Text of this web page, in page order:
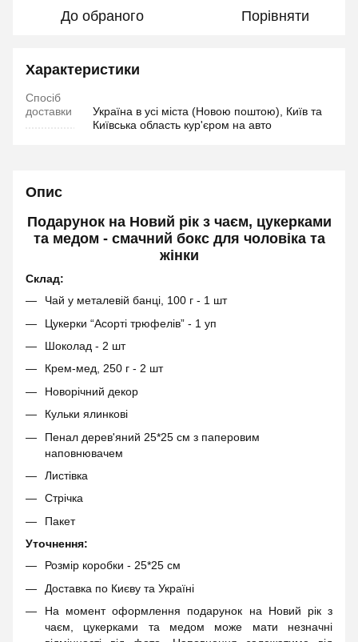
До обраного Порівняти
Характеристики
Спосіб
доставки
Україна в усі міста (Новою поштою), Київ та
Київська область кур'єром на авто
Опис
Подарунок на Новий рік з чаєм, цукерками
та медом - смачний бокс для чоловіка та
жінки
Склад:
Чай у металевій банці, 100 г - 1 шт
Цукерки “Асорті трюфелів” - 1 уп
Шоколад - 2 шт
Крем-мед, 250 г - 2 шт
Новорічний декор
Кульки ялинкові
Пенал дерев'яний 25*25 см з паперовим
наповнювачем
Листівка
Стрічка
Пакет
Уточнення:
Розмір коробки - 25*25 см
Доставка по Києву та Україні
На момент оформлення подарунок на Новий рік з
чаєм, цукерками та медом може мати незначні